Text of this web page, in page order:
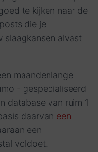
te kijken naar de
die je
slaagkansen alvast
maandenlange
- gespecialiseerd
database van ruim 1
daarvan een
een
voldoet.